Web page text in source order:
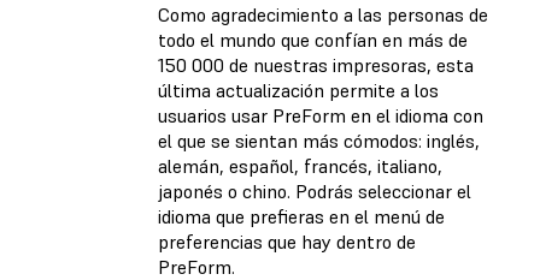
Como agradecimiento a las personas de
todo el mundo que confían en más de
150 000 de nuestras impresoras, esta
última actualización permite a los
usuarios usar PreForm en el idioma con
el que se sientan más cómodos: inglés,
alemán, español, francés, italiano,
japonés o chino. Podrás seleccionar el
idioma que prefieras en el menú de
preferencias que hay dentro de
PreForm.